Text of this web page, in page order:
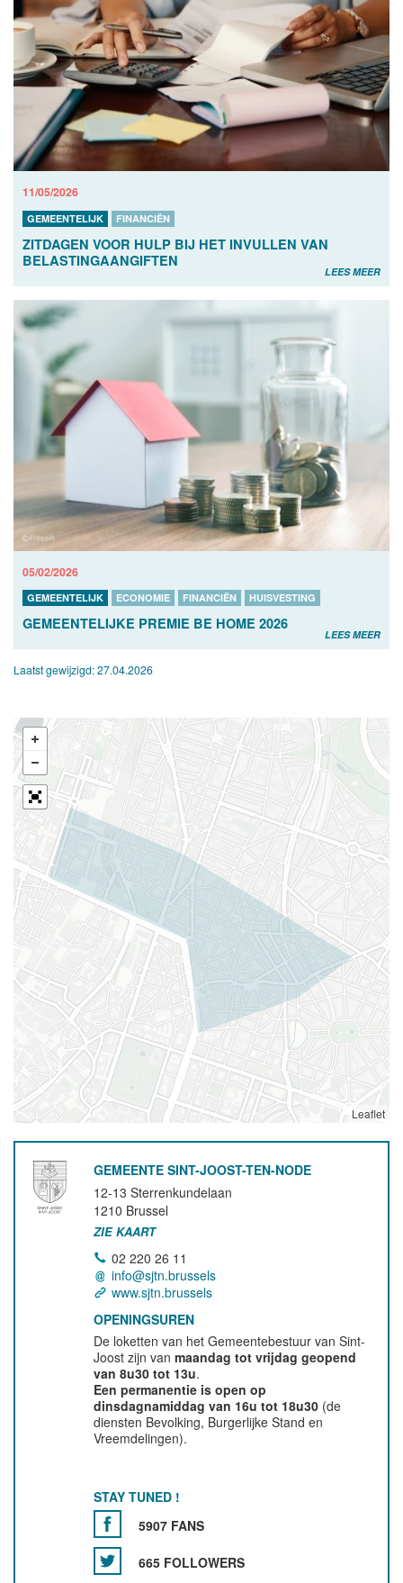
11/05/2026
GEMEENTELIJK FINANCIËN
ZITDAGEN VOOR HULP BIJ HET INVULLEN VAN
BELASTINGAANGIFTEN
LEES MEER
05/02/2026
GEMEENTELIJK ECONOMIE FINANCIËN HUISVESTING
GEMEENTELIJKE PREMIE BE HOME 2026
LEES MEER
Laatst gewijzigd:27.04.2026
Leaflet
GEMEENTE SINT-JOOST-TEN-NODE
12-13 Sterrenkundelaan
1210 Brussel
ZIE KAART
02 220 26 11
info@sjtn.brussels
www.sjtn.brussels
OPENINGSUREN
De loketten van het Gemeentebestuur van Sint-
Joost zijn vanmaandag tot vrijdag geopend
van 8u30 tot 13u.
Een permanentie is open op
dinsdagnamiddag van 16u tot 18u30 (de
diensten Bevolking, Burgerlijke Stand en
Vreemdelingen).
STAY TUNED !
5907 FANS
665 FOLLOWERS